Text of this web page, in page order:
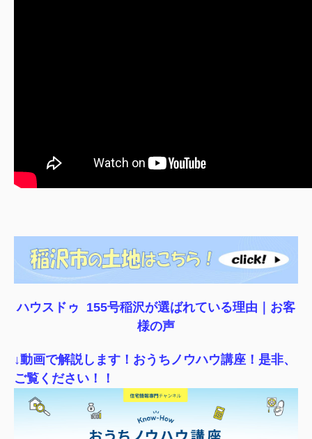
ハウスドゥ 155号稲沢が選ばれている理由｜ お客
様の声
↓動画で解説します！おうちノウハウ講座！是非、
ご覧ください！！